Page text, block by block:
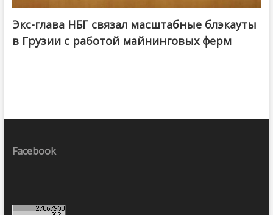
Экс-глава НБГ связал масштабные блэкауты
в Грузии с работой майнинговых ферм
Facebook